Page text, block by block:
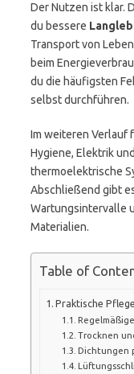
Der Nutzen ist klar.
du bessere
Transport von
beim
du die häufigsten
selbst durchführen.
Im weiteren Verlauf
Hygiene, Elektrik
thermoelektrische
Abschließend gibt
Wartungsintervalle
Materialien.
Table of
Praktische
Trocknen
Dichtungen